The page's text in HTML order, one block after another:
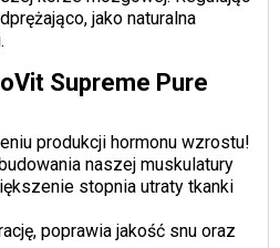
jako naturalna
Supreme Pure
produkcji hormonu wzrostu!
naszej muskulatury
stopnia utraty tkanki
poprawia jakość snu oraz